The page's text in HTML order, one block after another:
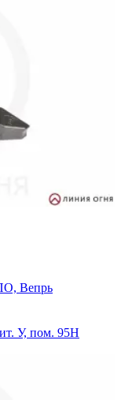
Вепрь
У, пом. 95Н